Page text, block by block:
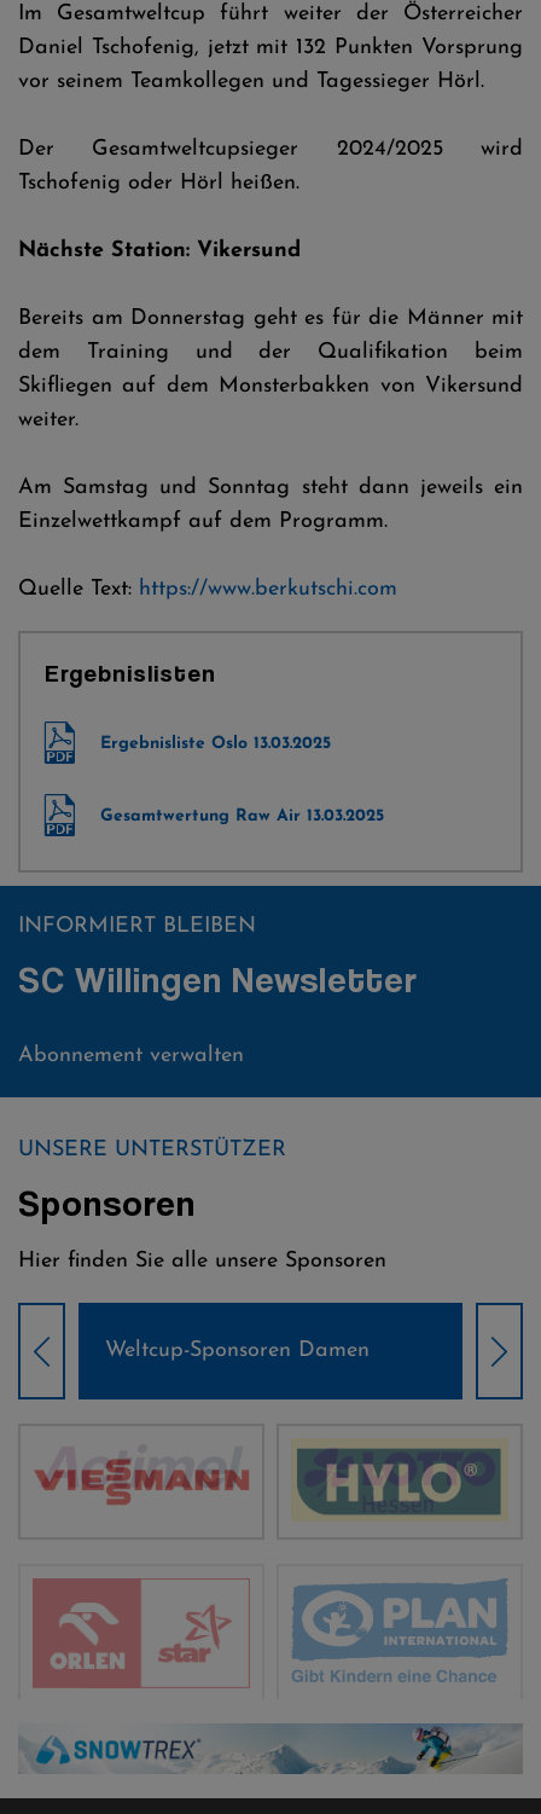
Im Gesamtweltcup führt weiter der Österreicher
Daniel Tschofenig, jetzt mit 132 Punkten Vorsprung
vor seinem Teamkollegen und Tagessieger Hörl.
Der Gesamtweltcupsieger 2024/2025 wird
Tschofenig oder Hörl heißen.
Nächste Station: Vikersund
Bereits am Donnerstag geht es für die Männer mit
dem Training und der Qualifikation beim
Skifliegen auf dem Monsterbakken von Vikersund
weiter.
Am Samstag und Sonntag steht dann jeweils ein
Einzelwettkampf auf dem Programm.
Quelle Text: https://www.berkutschi.com
Ergebnislisten
Ergebnisliste Oslo 13.03.2025
Gesamtwertung Raw Air 13.03.2025
INFORMIERT BLEIBEN
SC Willingen Newsletter
Abonnement verwalten
UNSERE UNTERSTÜTZER
Sponsoren
Hier finden Sie alle unsere Sponsoren
Weltcup-Sponsoren Damen